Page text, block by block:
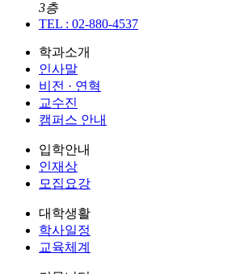
3층
TEL : 02-880-4537
학과소개
인사말
비전 · 연혁
교수진
캠퍼스 안내
입학안내
인재상
모집요강
대학생활
학사일정
교육체계